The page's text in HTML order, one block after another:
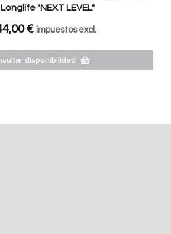
"NEXT LEVEL"
€ impuestos excl.
disponibilidad